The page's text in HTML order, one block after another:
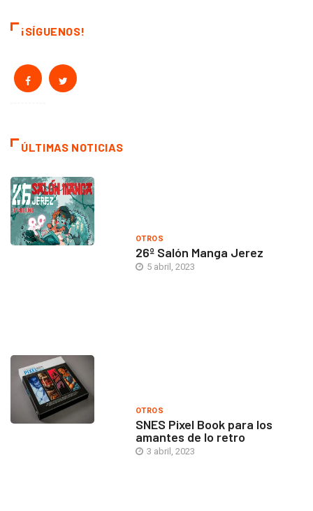
¡SÍGUENOS!
ÚLTIMAS NOTICIAS
OTROS
26º Salón Manga Jerez
5 abril, 2023
OTROS
SNES Pixel Book para los
amantes de lo retro
3 abril, 2023